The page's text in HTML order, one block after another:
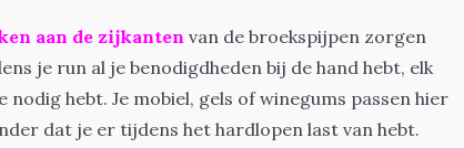
aan de zijkanten van de broekspijpen zorgen
je run al je benodigdheden bij de hand hebt, elk
nodig hebt. Je mobiel, gels of winegums passen hier
dat je er tijdens het hardlopen last van hebt.